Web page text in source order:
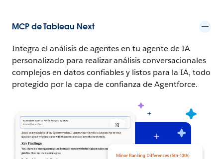
MCP de Tableau Next
Integra el análisis de agentes en tu agente de IA
personalizado para realizar análisis conversacionales
complejos en datos confiables y listos para la IA, todo
protegido por la capa de confianza de Agentforce.